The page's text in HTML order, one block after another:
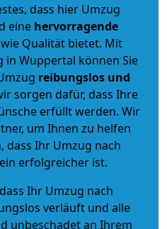
dass hier Umzug
eine hervorragende
Qualität bietet. Mit
Wuppertal können Sie
reibungslos und
sorgen dafür, dass Ihre
erfüllt werden. Wir
um Ihnen zu helfen
dass Ihr Umzug nach
erfolgreicher ist.
Ihr Umzug nach
verläuft und alle
unbeschadet an Ihrem